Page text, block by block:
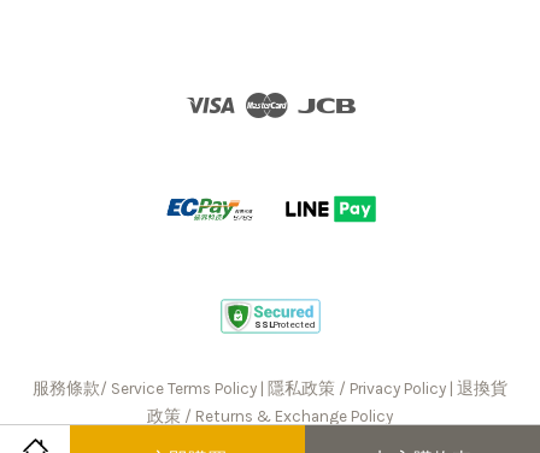
Visa Master
服務條款/ Service Terms Policy 隱私政策 / Privacy Policy 退換貨
政策 / Returns & Exchange Policy